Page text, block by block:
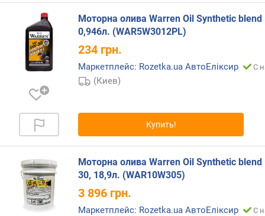
о
т
д
е
ш
в
ы
к
д
о
р
о
г
и
Моторна олива Warren Oil Synthetic blend
0,946л. (WAR5W3012PL)
234 грн.
Маркетплейс: Rozetka.ua АвтоЕліксир С
(Киев)
Купить!
Моторна олива Warren Oil Synthetic blend
30, 18,9л. (WAR10W305)
3 896 грн.
Маркетплейс: Rozetka.ua АвтоЕліксир С